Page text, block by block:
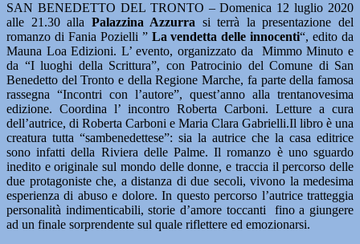
SAN BENEDETTO DEL TRONTO – Domenica 12 luglio 2020
alle 21.30 alla Palazzina Azzurra si terrà la presentazione del
romanzo di Fania Pozielli ” La vendetta delle innocenti“, edito da
Mauna Loa Edizioni. L’ evento, organizzato da Mimmo Minuto e
da “I luoghi della Scrittura”, con Patrocinio del Comune di San
Benedetto del Tronto e della Regione Marche, fa parte della famosa
rassegna “Incontri con l’autore”, quest’anno alla trentanovesima
edizione. Coordina l’ incontro Roberta Carboni. Letture a cura
dell’autrice, di Roberta Carboni e Maria Clara Gabrielli.Il libro è una
creatura tutta “sambenedettese”: sia la autrice che la casa editrice
sono infatti della Riviera delle Palme. Il romanzo è uno sguardo
inedito e originale sul mondo delle donne, e traccia il percorso delle
due protagoniste che, a distanza di due secoli, vivono la medesima
esperienza di abuso e dolore. In questo percorso l’autrice tratteggia
personalità indimenticabili, storie d’amore toccanti fino a giungere
ad un finale sorprendente sul quale riflettere ed emozionarsi.